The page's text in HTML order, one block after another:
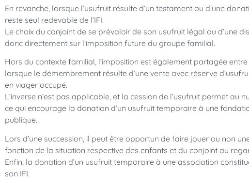
En revanche, lorsque l’usufruit résulte d’un testament ou d’une
reste seul redevable de l’IFI.
Le choix du conjoint de se prévaloir de son usufruit légal ou d’une
donc directement sur l’imposition future du groupe familial.
Hors du contexte familial, l’imposition est également partagée
lorsque le démembrement résulte d’une vente avec réserve
en viager occupé.
L’inverse n’est pas applicable, et la cession de l’usufruit permet au
ce qui encourage la donation d’un usufruit temporaire à une
publique.
Lors d’une succession, il peut être opportun de faire jouer ou non
fonction de la situation respective des enfants et du conjoint au
Enfin, la donation d’un usufruit temporaire à une association
son IFI.